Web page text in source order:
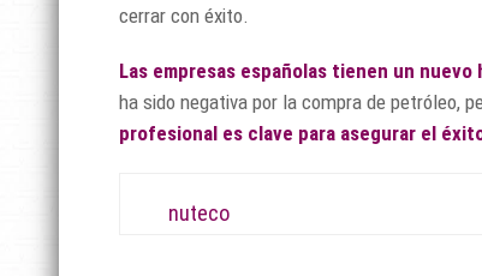
cerrar con éxito.
Las empresas españolas tienen un
ha sido negativa por la compra de petróleo,
profesional es clave para asegurar el
nuteco